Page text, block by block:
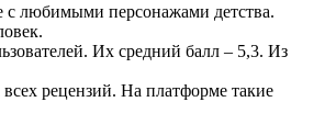
с любимыми персонажами детства.
Их средний балл – 5,3. Из
всех рецензий. На платформе такие